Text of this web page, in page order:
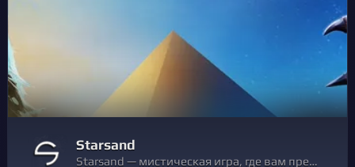
Starsand
Starsand — мистическая игра, где вам предстоит выжить в таинственных дюнах пустыни. Вас ждет обширный открытый мир, полный опасностей и загадочных событий! Исследуйте, охотьтесь, создавайте, стройте и ВЫЖИВАЙТЕ.